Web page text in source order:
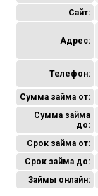
Сайт:
Адрес:
Телефон:
Сумма займа от:
Сумма займа
до:
Срок займа от:
Срок займа до:
Займы онлайн: